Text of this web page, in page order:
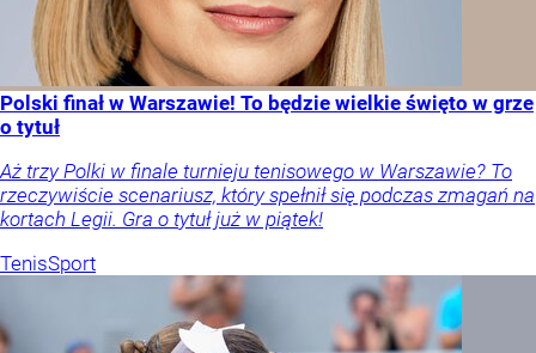
Polski finał w Warszawie! To będzie wielkie święto w grze
o tytuł
Aż trzy Polki w finale turnieju tenisowego w Warszawie? To
rzeczywiście scenariusz, który spełnił się podczas zmagań na
kortach Legii. Gra o tytuł już w piątek!
TenisSport